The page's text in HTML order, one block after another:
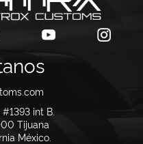
int B.
Tijuana
México.